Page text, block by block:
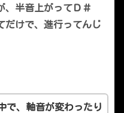
、半音上がってＤ＃
だけで、進行ってんじ
で、軸音が変わったり